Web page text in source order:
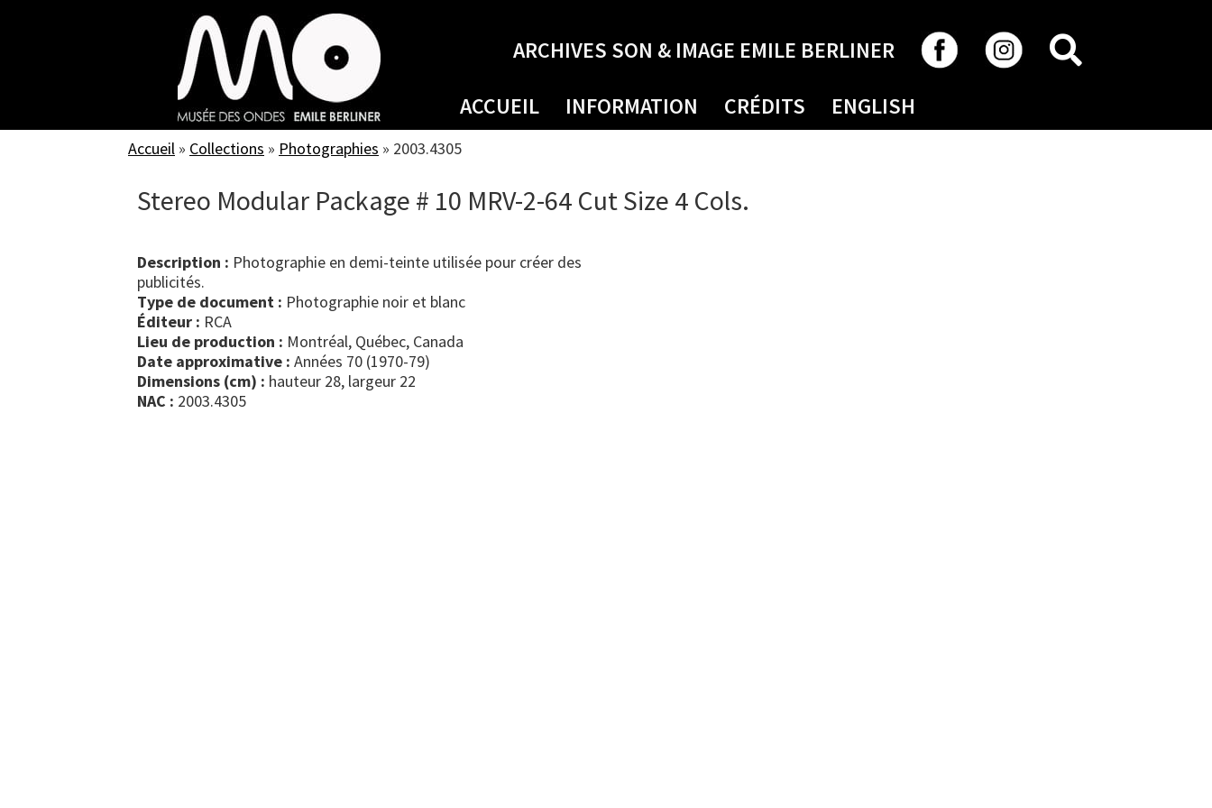
ARCHIVES SON & IMAGE EMILE BERLINER
ACCUEIL INFORMATION CRÉDITS ENGLISH
Accueil » Collections » Photographies » 2003.4305
Stereo Modular Package # 10 MRV-2-64 Cut Size 4 Cols.
Description : Photographie en demi-teinte utilisée pour créer des
publicités.
Type de document :
photographie noir et blanc
Éditeur : RCA
Lieu de production : Montréal, Québec, Canada
Date approximative : Années 70 (1970-79)
Dimensions (cm) : hauteur 28, largeur 22
NAC : 2003.4305